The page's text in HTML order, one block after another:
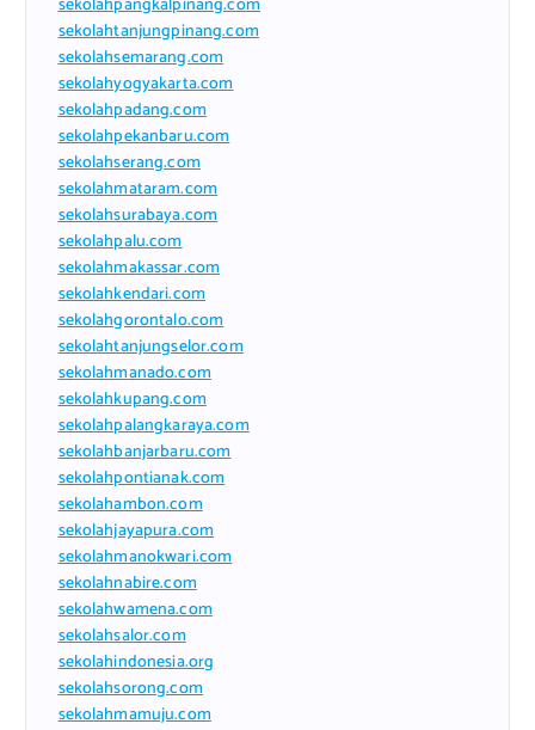
sekolahtanjungpinang.com
sekolahsemarang.com
sekolahyogyakarta.com
sekolahpadang.com
sekolahpekanbaru.com
sekolahserang.com
sekolahmataram.com
sekolahsurabaya.com
sekolahpalu.com
sekolahmakassar.com
sekolahkendari.com
sekolahgorontalo.com
sekolahtanjungselor.com
sekolahmanado.com
sekolahkupang.com
sekolahpalangkaraya.com
sekolahbanjarbaru.com
sekolahpontianak.com
sekolahambon.com
sekolahjayapura.com
sekolahmanokwari.com
sekolahnabire.com
sekolahwamena.com
sekolahsalor.com
sekolahindonesia.org
sekolahsorong.com
sekolahmamuju.com